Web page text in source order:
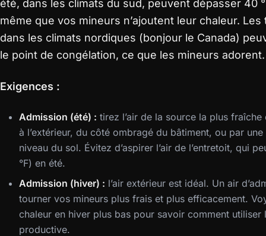
été, dans les climats du sud, peuvent dépasser 40
même que vos mineurs n’ajoutent leur chaleur.
dans les climats nordiques (bonjour le Canada)
le point de congélation, ce que les mineurs adorent.
Exigences :
Admission (été) : tirez l’air de la source la plus
à l’extérieur, du côté ombragé du bâtiment, ou par
niveau du sol. Évitez d’aspirer l’air de l’entretoit, qui
°F) en été.
Admission (hiver) : l’air extérieur est idéal. Un air
tourner vos mineurs plus frais et plus efficacement.
chaleur en hiver plus bas pour savoir comment utiliser
productive.